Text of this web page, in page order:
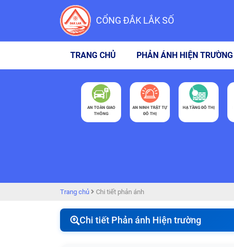
CỔNG ĐẮK LẮK SỐ
TRANG CHỦ PHẢN ÁNH HIỆN TRƯỜNG
AN TOÀN GIAO
THÔNG
AN NINH TRẬT TỰ
ĐÔ THỊ
HẠ TẦNG ĐÔ THỊ
Trang chủ Chi tiết phản ánh
Chi tiết Phản ánh Hiện trường